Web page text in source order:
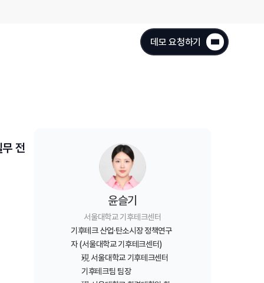
데모 요청하기
전
윤슬기
서울대학교 기후테크센터
기후테크 산업·탄소시장 정책연구
자 (서울대학교 기후테크센터)
現 서울대학교 기후테크센터
기후테크팀 팀장